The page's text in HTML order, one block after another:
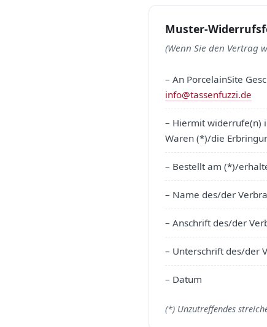
Muster-
(Wenn Sie den Vertrag
– An PorcelainSite
info@tassenfuzzi.de
– Hiermit widerrufe(n)
Waren (*)/die
– Bestellt am (*)/
– Name des/der
– Anschrift des/der
– Unterschrift des/der
– Datum
(*) Unzutreffendes